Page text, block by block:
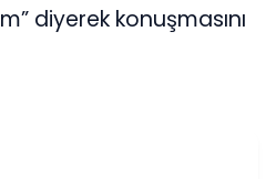
diyerek konuşmasını